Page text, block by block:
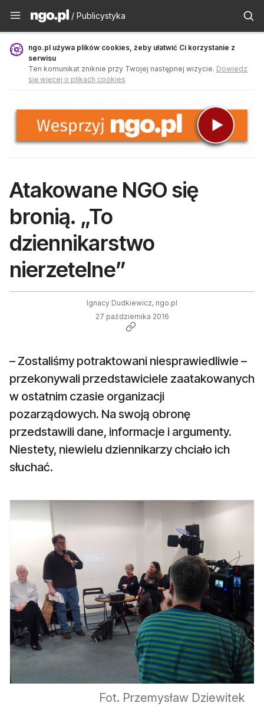
Publicystyka - ngo.pl
/ Publicystyka
ngo.pl używa plików cookies, żeby ułatwić Ci korzystanie z
serwisu
Ten komunikat zniknie przy Twojej następnej wizycie. Dowiedz
się więcej o plikach cookies
Atakowane NGO się
bronią. „To
dziennikarstwo
nierzetelne”
Ignacy Dudkiewicz, ngo.pl
27 października 2016
– Zostaliśmy potraktowani niesprawiedliwie –
przekonywali przedstawiciele zaatakowanych
w ostatnim czasie organizacji
pozarządowych. Na swoją obronę
przedstawili dane, informacje i argumenty.
Niestety, niewielu dziennikarzy chciało ich
słuchać.
Fot. Przemysław Dziewitek